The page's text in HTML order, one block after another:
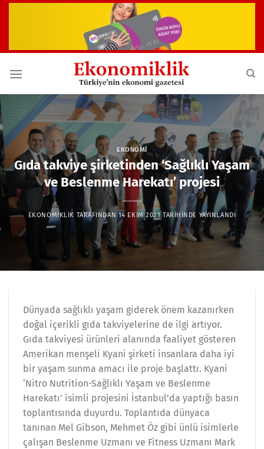
EKONOMI
Gıda takviye şirketinden ‘Sağlıklı Yaşam
ve Beslenme Harekatı’ projesi
EKONOMIKLIK TARAFINDAN 14 EKIM 2021TARIHINDE YAYINLANDI
Dünyada sağlıklı yaşam giderek önem kazanırken
doğal içerikli gıda takviyelerine de ilgi artıyor.
Gıda takviyesi ürünleri alanında faaliyet gösteren
Amerikan menşeli Kyani şirketi insanlara daha iyi
bir yaşam sunma amacı ile proje başlattı. Kyani
‘Nitro Nutrition-Sağlıklı Yaşam ve Beslenme
Harekatı’ isimli projesini İstanbul’da yaptığı basın
toplantısında duyurdu. Toplantıda dünyaca
tanınan Mel Gibson, Mehmet Öz gibi ünlü isimlerle
çalışan Beslenme Uzmanı ve Fitness Uzmanı Mark